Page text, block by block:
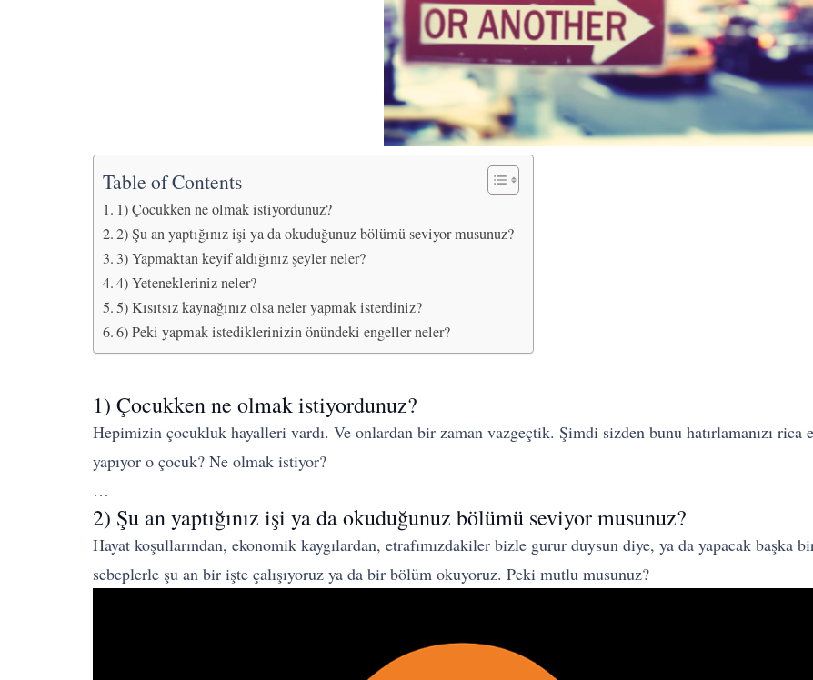
Table of Contents
1) Çocukken ne olmak istiyordunuz?
2) Şu an yaptığınız işi ya da okuduğunuz bölümü seviyor musunuz?
3) Yapmaktan keyif aldığınız şeyler neler?
4) Yetenekleriniz neler?
5) Kısıtsız kaynağınız olsa neler yapmak isterdiniz?
6) Peki yapmak istediklerinizin önündeki engeller neler?
1) Çocukken ne olmak istiyordunuz?
Hepimizin çocukluk hayalleri vardı. Ve onlardan bir zaman vazgeçtik. Şimdi sizden bunu hatırlamanızı
yapıyor o çocuk? Ne olmak istiyor?
…
2) Şu an yaptığınız işi ya da okuduğunuz bölümü seviyor musunuz?
Hayat koşullarından, ekonomik kaygılardan, etrafımızdakiler bizle gurur duysun diye, ya da yapacak
sebeplerle şu an bir işte çalışıyoruz ya da bir bölüm okuyoruz. Peki mutlu musunuz?